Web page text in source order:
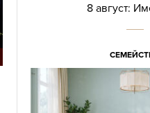
8 август: